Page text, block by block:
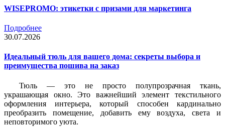
WISEPROMO: этикетки с призами для маркетинга
Подробнее
30.07.2026
Идеальный тюль для вашего дома: секреты выбора и
преимущества пошива на заказ
Тюль — это не просто полупрозрачная ткань,
украшающая окно. Это важнейший элемент текстильного
оформления интерьера, который способен кардинально
преобразить помещение, добавить ему воздуха, света и
неповторимого уюта.